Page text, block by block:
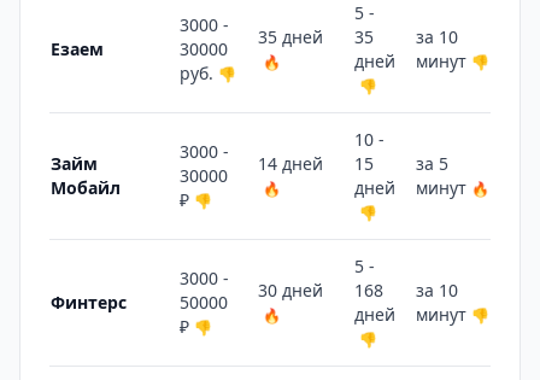
Езаем
3000 -
30000
руб. 👎
35 дней
🔥
5 -
35
дней
👎
за 10
минут 👎
Займ
Мобайл
3000 -
30000
₽ 👎
14 дней
🔥
10 -
15
дней
👎
за 5
минут 🔥
Финтерс
3000 -
50000
₽ 👎
30 дней
🔥
5 -
168
дней
👎
за 10
минут 👎